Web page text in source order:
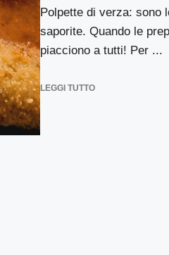
Polpette di verza: sono
saporite. Quando le
piacciono a tutti! Per ...
LEGGI TUTTO